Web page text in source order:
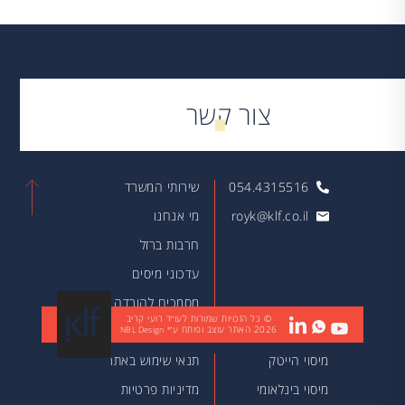
צור קשר
054.4315516
royk@klf.co.il
שירותי המשרד
מי אנחנו
חרבות ברזל
עדכוני מיסים
מסמכים להורדה
מאמרים
מיסוי הייטק
מיסוי בינלאומי
תנאי שימוש באתר
מדיניות פרטיות
© כל הזכויות שמורות לעו״ד רועי קריב
2026 האתר עוצב ופותח ע״י NBL Design